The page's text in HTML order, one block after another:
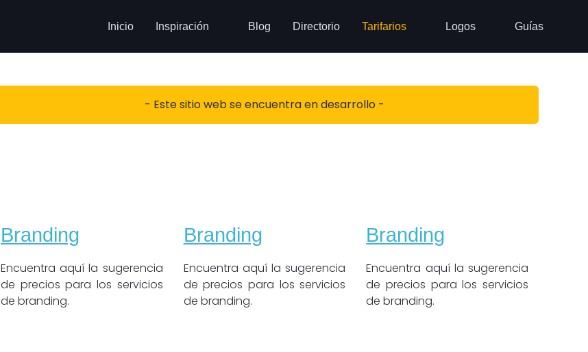
Inicio Inspiración Blog Directorio Tarifarios Logos Guías
- Este sitio web se encuentra en desarrollo -
Branding
Encuentra aquí la sugerencia
de precios para los servicios
de branding.
Branding
Encuentra aquí la sugerencia
de precios para los servicios
de branding.
Branding
Encuentra aquí la sugerencia
de precios para los servicios
de branding.